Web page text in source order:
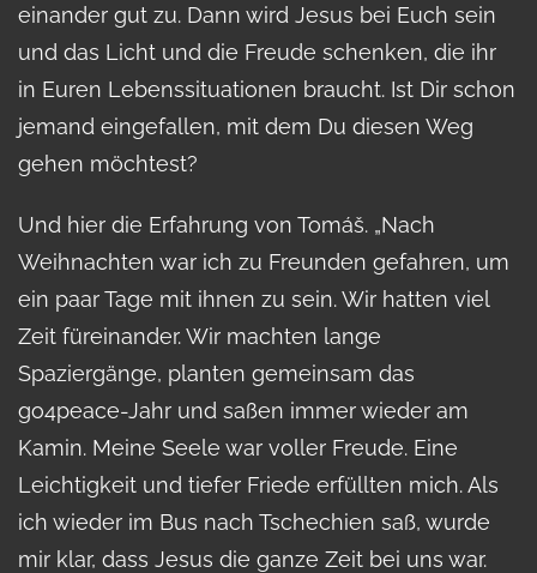
einander gut zu. Dann wird Jesus bei Euch sein
und das Licht und die Freude schenken, die ihr
in Euren Lebenssituationen braucht. Ist Dir schon
jemand eingefallen, mit dem Du diesen Weg
gehen möchtest?
Und hier die Erfahrung von Tomáš. „Nach
Weihnachten war ich zu Freunden gefahren, um
ein paar Tage mit ihnen zu sein. Wir hatten viel
Zeit füreinander. Wir machten lange
Spaziergänge, planten gemeinsam das
go4peace-Jahr und saßen immer wieder am
Kamin. Meine Seele war voller Freude. Eine
Leichtigkeit und tiefer Friede erfüllten mich. Als
ich wieder im Bus nach Tschechien saß, wurde
mir klar, dass Jesus die ganze Zeit bei uns war.